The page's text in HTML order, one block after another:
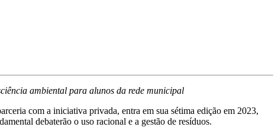
ambiental para alunos da rede municipal
com a iniciativa privada, entra em sua sétima edição em 2023,
debaterão o uso racional e a gestão de resíduos.